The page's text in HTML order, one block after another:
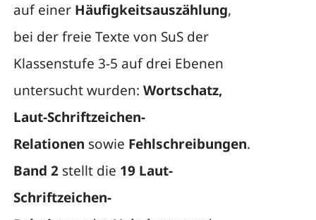
auf einer Häufigkeitsauszählung,
bei der freie Texte von SuS der
Klassenstufe 3-5 auf drei Ebenen
untersucht wurden: Wortschatz,
Laut-Schriftzeichen-
Relationen sowie Fehlschreibungen.
Band 2stellt die 19 Laut-
Schriftzeichen-